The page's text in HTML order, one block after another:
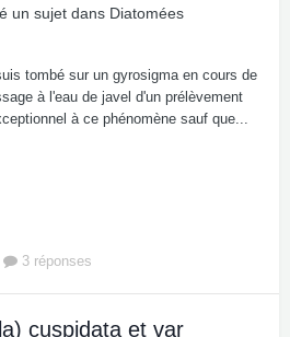
un sujet dans Diatomées
tombé sur un gyrosigma en cours de
à l'eau de javel d'un prélèvement
à ce phénomène sauf que...
3 réponses
cuspidata et var